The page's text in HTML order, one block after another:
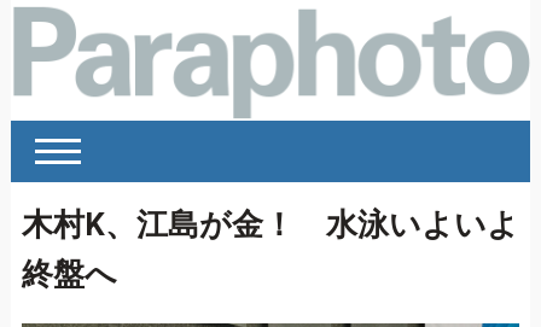
木村K、江島が金！ 水泳いよいよ
終盤へ